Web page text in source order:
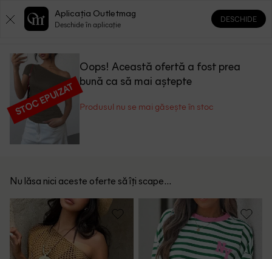
0 0
STOC EPUIZAT
Oops! Această ofertă a fost prea
bună ca să mai aștepte
Produsul nu se mai găsește în stoc
Nu lăsa nici aceste oferte să îți scape...
Aplicația Outletmag
Deschide în aplicație
DESCHIDE